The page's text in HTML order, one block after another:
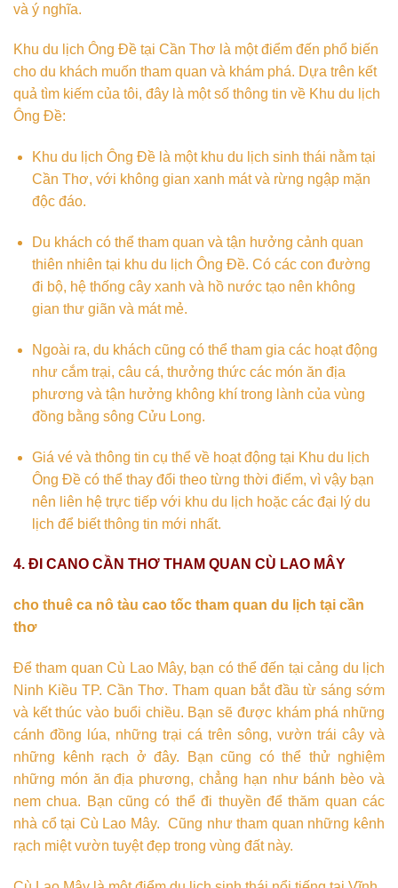
và ý nghĩa.
Khu du lịch Ông Đề tại Cần Thơ là một điểm đến phổ biến
cho du khách muốn tham quan và khám phá. Dựa trên kết
quả tìm kiếm của tôi, đây là một số thông tin về Khu du lịch
Ông Đề:
Khu du lịch Ông Đề là một khu du lịch sinh thái nằm tại
Cần Thơ, với không gian xanh mát và rừng ngập mặn
độc đáo.
Du khách có thể tham quan và tận hưởng cảnh quan
thiên nhiên tại khu du lịch Ông Đề. Có các con đường
đi bộ, hệ thống cây xanh và hồ nước tạo nên không
gian thư giãn và mát mẻ.
Ngoài ra, du khách cũng có thể tham gia các hoạt động
như cắm trại, câu cá, thưởng thức các món ăn địa
phương và tận hưởng không khí trong lành của vùng
đồng bằng sông Cửu Long.
Giá vé và thông tin cụ thể về hoạt động tại Khu du lịch
Ông Đề có thể thay đổi theo từng thời điểm, vì vậy bạn
nên liên hệ trực tiếp với khu du lịch hoặc các đại lý du
lịch để biết thông tin mới nhất.
4. ĐI CANO CẦN THƠ THAM QUAN CÙ LAO MÂY
cho thuê ca nô tàu cao tốc tham quan du lịch tại cần
thơ
Để tham quan Cù Lao Mây, bạn có thể đến tại cảng du lịch
Ninh Kiều TP. Cần Thơ. Tham quan bắt đầu từ sáng sớm
và kết thúc vào buổi chiều. Bạn sẽ được khám phá những
cánh đồng lúa, những trại cá trên sông, vườn trái cây và
những kênh rạch ở đây. Bạn cũng có thể thử nghiệm
những món ăn địa phương, chẳng hạn như bánh bèo và
nem chua. Bạn cũng có thể đi thuyền để thăm quan các
nhà cổ tại Cù Lao Mây. Cũng như tham quan những kênh
rạch miệt vườn tuyệt đẹp trong vùng đất này.